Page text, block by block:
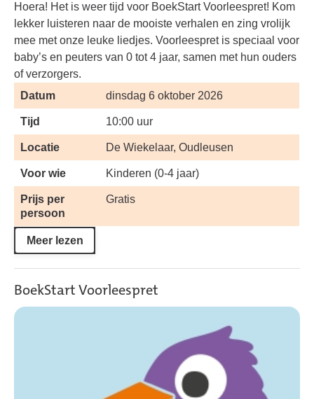
Hoera! Het is weer tijd voor BoekStart Voorleespret! Kom
lekker luisteren naar de mooiste verhalen en zing vrolijk
mee met onze leuke liedjes. Voorleespret is speciaal voor
baby’s en peuters van 0 tot 4 jaar, samen met hun ouders
of verzorgers.
Datum
dinsdag 6 oktober 2026
Tijd 10:00 uur
Locatie De Wiekelaar, Oudleusen
Voor wie Kinderen (0-4 jaar)
Prijs per
persoon
Gratis
Meer lezen
BoekStart Voorleespret